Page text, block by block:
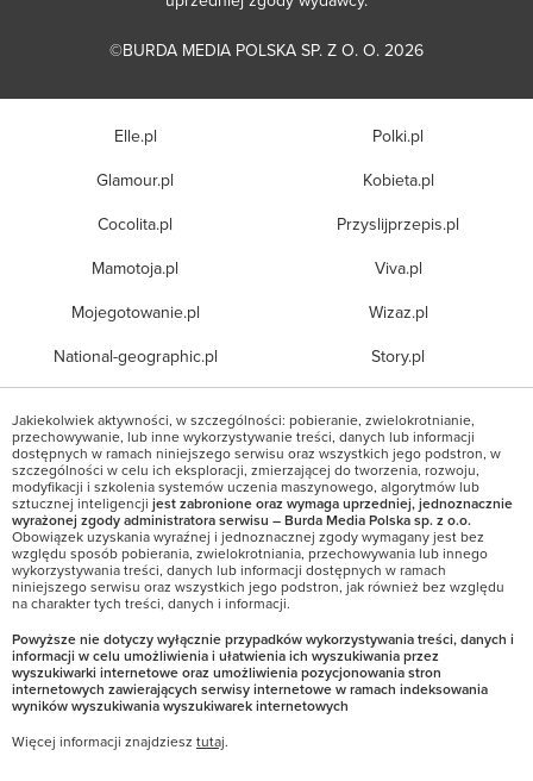
©BURDA MEDIA POLSKA SP. Z O. O. 2026
Elle.pl
Glamour.pl
Cocolita.pl
Mamotoja.pl
Mojegotowanie.pl
National-geographic.pl
Polki.pl
Kobieta.pl
Przyslijprzepis.pl
Viva.pl
Wizaz.pl
Story.pl
Jakiekolwiek aktywności, w szczególności: pobieranie, zwielokrotnianie,
przechowywanie, lub inne wykorzystywanie treści, danych lub informacji
dostępnych w ramach niniejszego serwisu oraz wszystkich jego podstron, w
szczególności w celu ich eksploracji, zmierzającej do tworzenia, rozwoju,
modyfikacji i szkolenia systemów uczenia maszynowego, algorytmów lub
sztucznej inteligencji jest zabronione oraz wymaga uprzedniej, jednoznacznie
wyrażonej zgody administratora serwisu – Burda Media Polska sp. z o.o.
Obowiązek uzyskania wyraźnej i jednoznacznej zgody wymagany jest bez
względu sposób pobierania, zwielokrotniania, przechowywania lub innego
wykorzystywania treści, danych lub informacji dostępnych w ramach
niniejszego serwisu oraz wszystkich jego podstron, jak również bez względu
na charakter tych treści, danych i informacji.
Powyższe nie dotyczy wyłącznie przypadków wykorzystywania treści, danych i
informacji w celu umożliwienia i ułatwienia ich wyszukiwania przez
wyszukiwarki internetowe oraz umożliwienia pozycjonowania stron
internetowych zawierających serwisy internetowe w ramach indeksowania
wyników wyszukiwania wyszukiwarek internetowych
Więcej informacji znajdziesz tutaj.